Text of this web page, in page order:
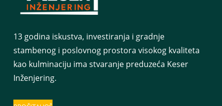
13 godina iskustva, investiranja i gradnje
stambenog i poslovnog prostora visokog kvaliteta
kao kulminaciju ima stvaranje preduzeća Keser
Inženjering.